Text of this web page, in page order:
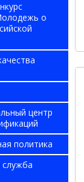
о
центр
политика
служба